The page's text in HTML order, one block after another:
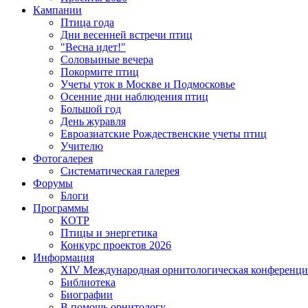
Кампании
Птица года
Дни весенней встречи птиц
"Весна идет!"
Соловьиные вечера
Покормите птиц
Учеты уток в Москве и Подмосковье
Осенние дни наблюдения птиц
Большой год
День журавля
Евроазиатские Рождественские учеты птиц
Учителю
Фотогалерея
Систематическая галерея
Форумы
Блоги
Программы
КОТР
Птицы и энергетика
Конкурс проектов 2026
Информация
XIV Международная орнитологическая
Библиотека
Биографии